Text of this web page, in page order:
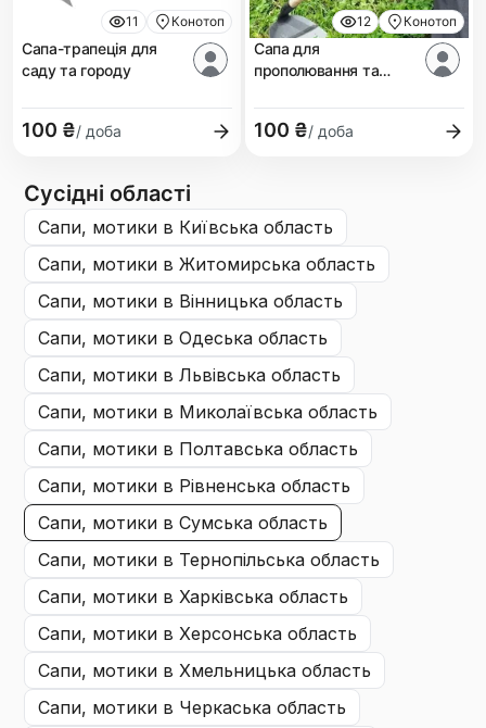
11 Конотоп
Сапа-трапеція для
саду та городу
100 ₴/ доба
12 Конотоп
Сапа для
прополювання та
100 ₴/ доба
Сусідні області
сапи, мотики в Київська область
сапи, мотики в Житомирська область
сапи, мотики в Вінницька область
сапи, мотики в Одеська область
сапи, мотики в Львівська область
сапи, мотики в Миколаївська область
сапи, мотики в Полтавська область
сапи, мотики в Рівненська область
сапи, мотики в Сумська область
сапи, мотики в Тернопільська область
сапи, мотики в Харківська область
сапи, мотики в Херсонська область
сапи, мотики в Хмельницька область
сапи, мотики в Черкаська область